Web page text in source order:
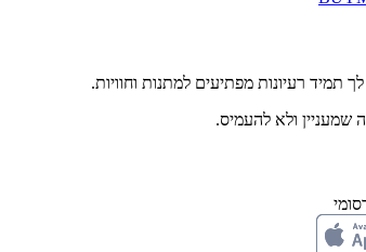
שמעניין ולא להעמיס.